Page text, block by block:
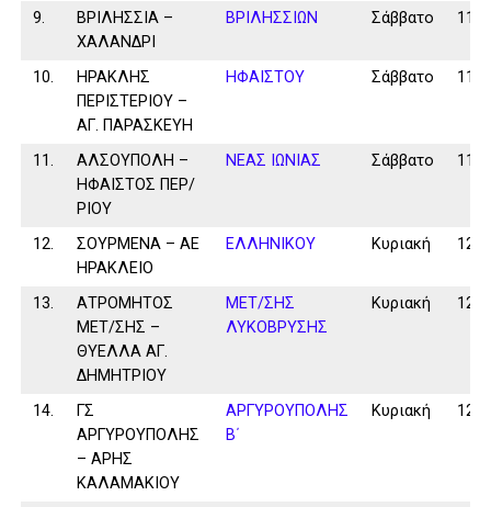
9.
ΒΡΙΛΗΣΣΙΑ –
ΧΑΛΑΝΔΡΙ
ΒΡΙΛΗΣΣΙΩΝ Σάββατο 11/
10.
ΗΡΑΚΛΗΣ
ΠΕΡΙΣΤΕΡΙΟΥ –
ΑΓ. ΠΑΡΑΣΚΕΥΗ
ΗΦΑΙΣΤΟΥ Σάββατο 11/
11.
ΑΛΣΟΥΠΟΛΗ –
ΗΦΑΙΣΤΟΣ ΠΕΡ/
ΡΙΟΥ
ΝΕΑΣ ΙΩΝΙΑΣ Σάββατο 11/
12.
ΣΟΥΡΜΕΝΑ – ΑΕ
ΗΡΑΚΛΕΙΟ
ΕΛΛΗΝΙΚΟΥ Κυριακή 12/
13.
ΑΤΡΟΜΗΤΟΣ
ΜΕΤ/ΣΗΣ –
ΘΥΕΛΛΑ ΑΓ.
ΔΗΜΗΤΡΙΟΥ
ΜΕΤ/ΣΗΣ
ΛΥΚΟΒΡΥΣΗΣ
Κυριακή 12/
14.
ΓΣ
ΑΡΓΥΡΟΥΠΟΛΗΣ
– ΑΡΗΣ
ΚΑΛΑΜΑΚΙΟΥ
ΑΡΓΥΡΟΥΠΟΛΗΣ
Β΄
Κυριακή 12/